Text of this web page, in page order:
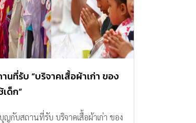
นที่รับ “บริจาคเสื้อผ้าเก่า ของ
เด็ก”
กับสถานที่รับ บริจาคเสื้อผ้าเก่า ของ